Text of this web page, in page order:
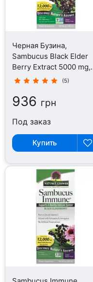
Черная Бузина,
Sambucus Black Elder
Berry Extract 5000 mg,
120 мл
(5)
936 грн
Под заказ
Купить